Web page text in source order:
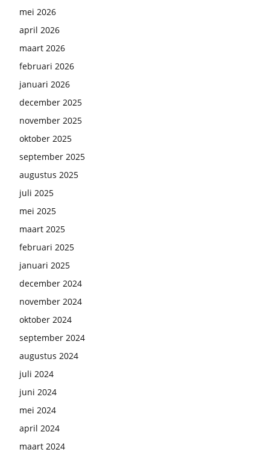
mei 2026
april 2026
maart 2026
februari 2026
januari 2026
december 2025
november 2025
oktober 2025
september 2025
augustus 2025
juli 2025
mei 2025
maart 2025
februari 2025
januari 2025
december 2024
november 2024
oktober 2024
september 2024
augustus 2024
juli 2024
juni 2024
mei 2024
april 2024
maart 2024